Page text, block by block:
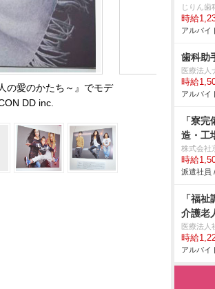
の愛のかたち～』でモデ
DD inc.
じりん歯
時給
アルバイ
歯科助
医療法人
時給
アルバイ
「寮
造・工
株式会社
時給
派遣社員
「福
介護老
医療法人
時給
アルバイ